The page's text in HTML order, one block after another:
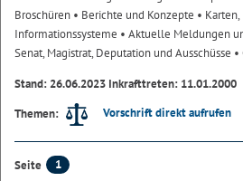
Broschüren • Berichte und Konzepte •
Informationssysteme • Aktuelle Meldungen
Senat, Magistrat, Deputation und Ausschüsse
Stand: 26.06.2023 Inkrafttreten: 11.01.2000
Themen:
Vorschrift direkt aufrufen
Seite
1